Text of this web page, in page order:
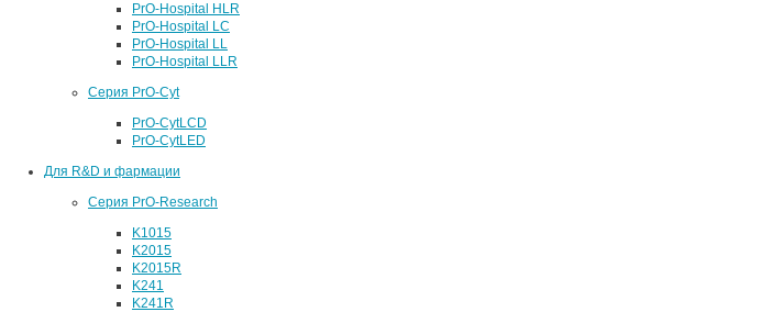
PrO-Hospital HLR
PrO-Hospital LC
PrO-Hospital LL
PrO-Hospital LLR
Серия PrO-Cyt
PrO-CytLCD
PrO-CytLED
Для R&D и фармации
Серия PrO-Research
K1015
K2015
K2015R
K241
K241R